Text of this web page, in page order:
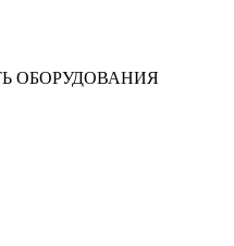
ОБОРУДОВАНИЯ